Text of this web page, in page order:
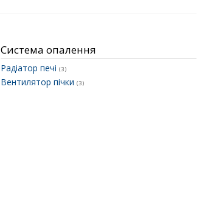
Система опалення
Радіатор печі (3)
Вентилятор пічки (3)